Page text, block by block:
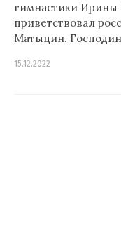
гимнастики Ирины
приветствовал
Матыцин.
15.12.2022